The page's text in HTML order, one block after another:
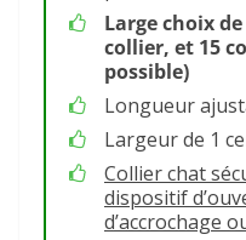
Large choix
collier, et 15
possible)
Longueur
Largeur de 1
Collier chat
dispositif
d’accrochage